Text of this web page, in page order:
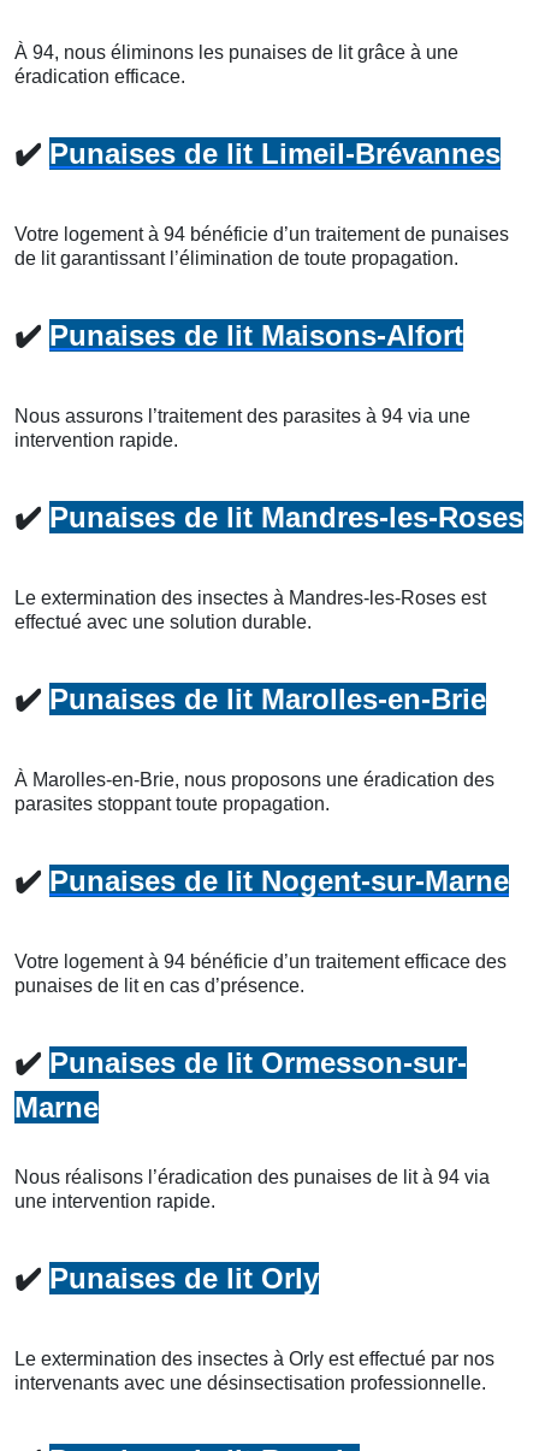
À 94, nous éliminons les punaises de lit grâce à une
éradication efficace.
✔️ Punaises de lit Limeil-Brévannes
Votre logement à 94 bénéficie d’un traitement de punaises
de lit garantissant l’élimination de toute propagation.
✔️ Punaises de lit Maisons-Alfort
Nous assurons l’traitement des parasites à 94 via une
intervention rapide.
✔️ Punaises de lit Mandres-les-Roses
Le extermination des insectes à Mandres-les-Roses est
effectué avec une solution durable.
✔️ Punaises de lit Marolles-en-Brie
À Marolles-en-Brie, nous proposons une éradication des
parasites stoppant toute propagation.
✔️ Punaises de lit Nogent-sur-Marne
Votre logement à 94 bénéficie d’un traitement efficace des
punaises de lit en cas d’présence.
✔️ Punaises de lit Ormesson-sur-
Marne
Nous réalisons l’éradication des punaises de lit à 94 via
une intervention rapide.
✔️ Punaises de lit Orly
Le extermination des insectes à Orly est effectué par nos
intervenants avec une désinsectisation professionnelle.